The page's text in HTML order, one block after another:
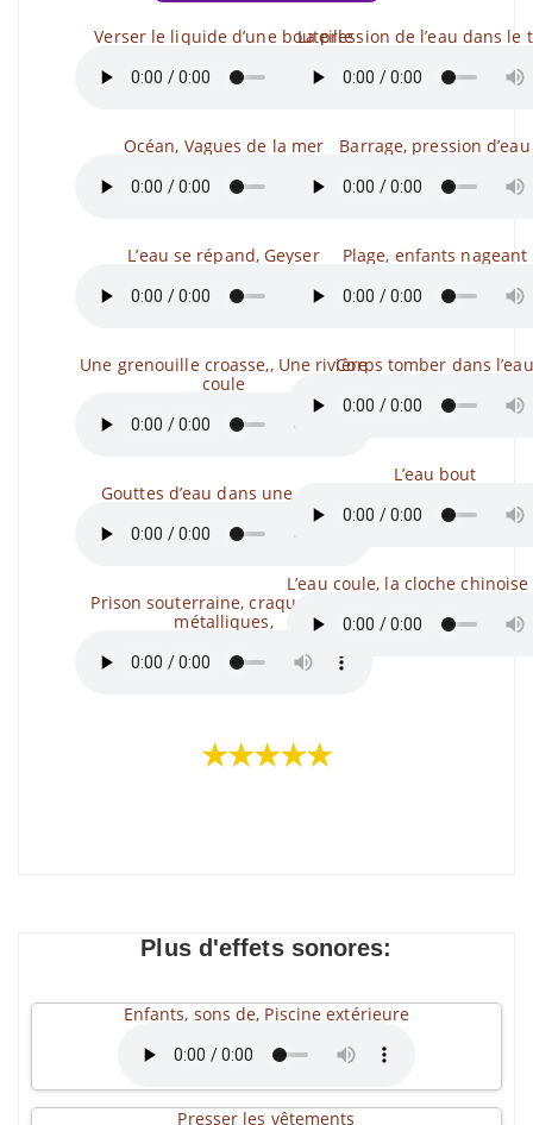
Verser le liquide d’une bouteille
Océan, Vagues de la mer
L’eau se répand, Geyser
Une grenouille croasse,, Une rivière
coule
Gouttes d’eau dans une grotte
Prison souterraine, craquements
métalliques,
La pression de l’eau dans le
Barrage, pression d’eau
Plage, enfants nageant
Corps tomber dans l’eau
L’eau bout
L’eau coule, la cloche
★★★★★
Plus d'effets sonores:
Enfants, sons de, Piscine extérieure
Presser les vêtements